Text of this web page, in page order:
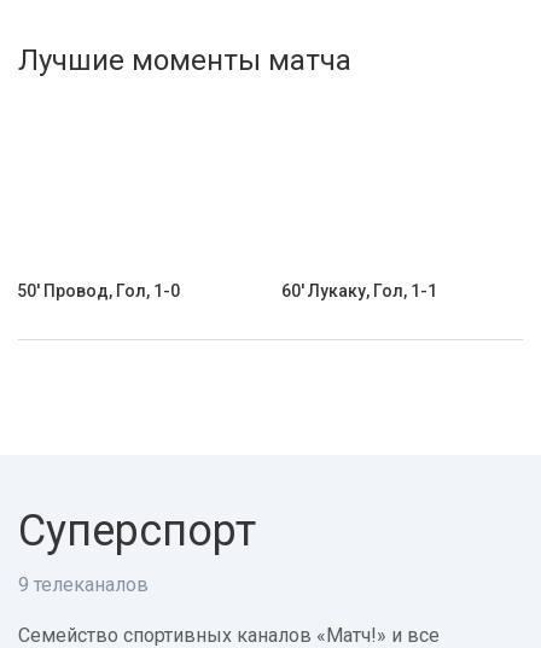
Активировать промокод
Лучшие моменты матча
50' Провод, Гол, 1-0 60' Лукаку, Гол, 1-1
Суперспорт
9 телеканалов
Семейство спортивных каналов «Матч!» и все